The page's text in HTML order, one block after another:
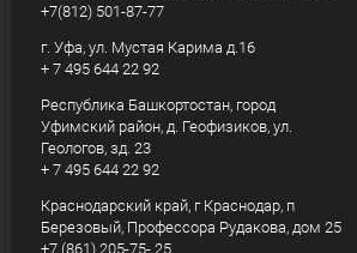
+7(812) 501-87-77
г. Уфа, ул. Мустая Карима д.16
+ 7 495 644 22 92
Республика Башкортостан, город
Уфимский район, д. Геофизиков, ул.
Геологов, зд. 23
+ 7 495 644 22 92
Краснодарский край, г Краснодар, п
Березовый, Профессора Рудакова, дом 25
+7 (861) 205-75- 25